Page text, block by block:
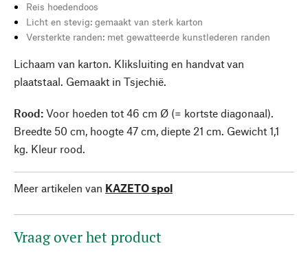
Reis hoedendoos
Licht en stevig: gemaakt van sterk karton
Versterkte randen: met gewatteerde kunstlederen randen
Lichaam van karton. Kliksluiting en handvat van
plaatstaal. Gemaakt in Tsjechië.
Rood: Voor hoeden tot 46 cm Ø (= kortste diagonaal).
Breedte 50 cm, hoogte 47 cm, diepte 21 cm. Gewicht 1,1
kg. Kleur rood.
Meer artikelen van KAZETO spol
Vraag over het product